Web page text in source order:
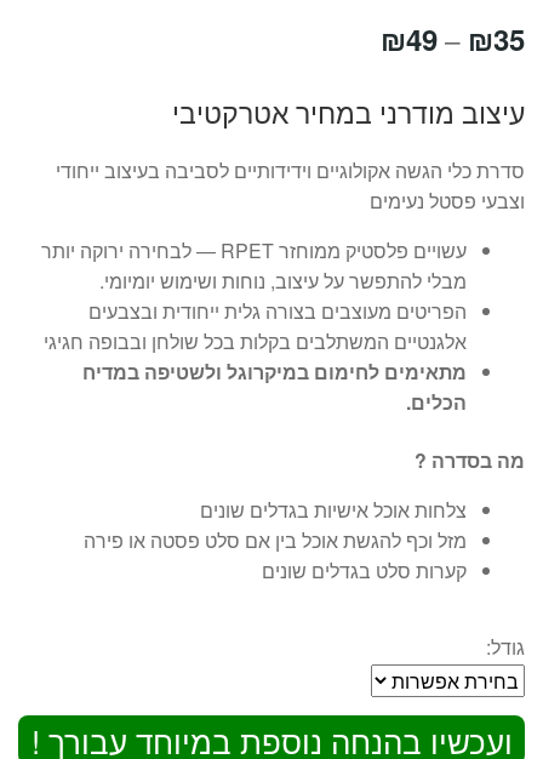
₪35
–
₪49
עד
עיצוב מודרני במחיר אטרקטיבי
סדרת כלי הגשה אקולוגיים וידידותיים לסביבה בעיצוב ייחודי
וצבעי פסטל נעימים
עשויים פלסטיק ממוחזר RPET — לבחירה ירוקה יותר
מבלי להתפשר על עיצוב, נוחות ושימוש יומיומי.
הפריטים מעוצבים בצורה גלית ייחודית ובצבעים
אלגנטיים המשתלבים בקלות בכל שולחן ובבופה חגיגי
מתאימים לחימום במיקרוגל ולשטיפה במדיח
הכלים.
מה בסדרה ?
צלחות אוכל אישיות בגדלים שונים
מזל וכף להגשת אוכל בין אם סלט פסטה או פירה
קערות סלט בגדלים שונים
גודל:
ועכשיו בהנחה נוספת במיוחד עבורך !